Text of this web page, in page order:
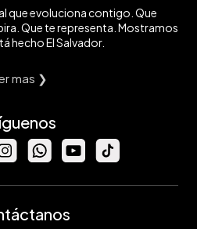
que evoluciona contigo. Que
Que te representa. Mostramos
hecho El Salvador.
mas ❯